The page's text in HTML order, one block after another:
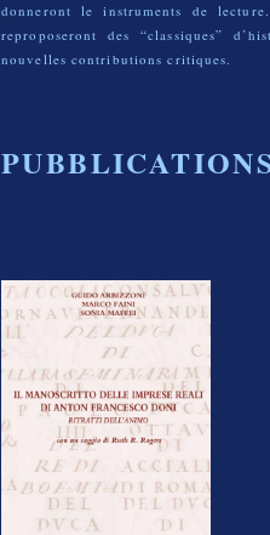
donneront le instruments de
reproposeront des “classiques”
nouvelles contributions critiques.